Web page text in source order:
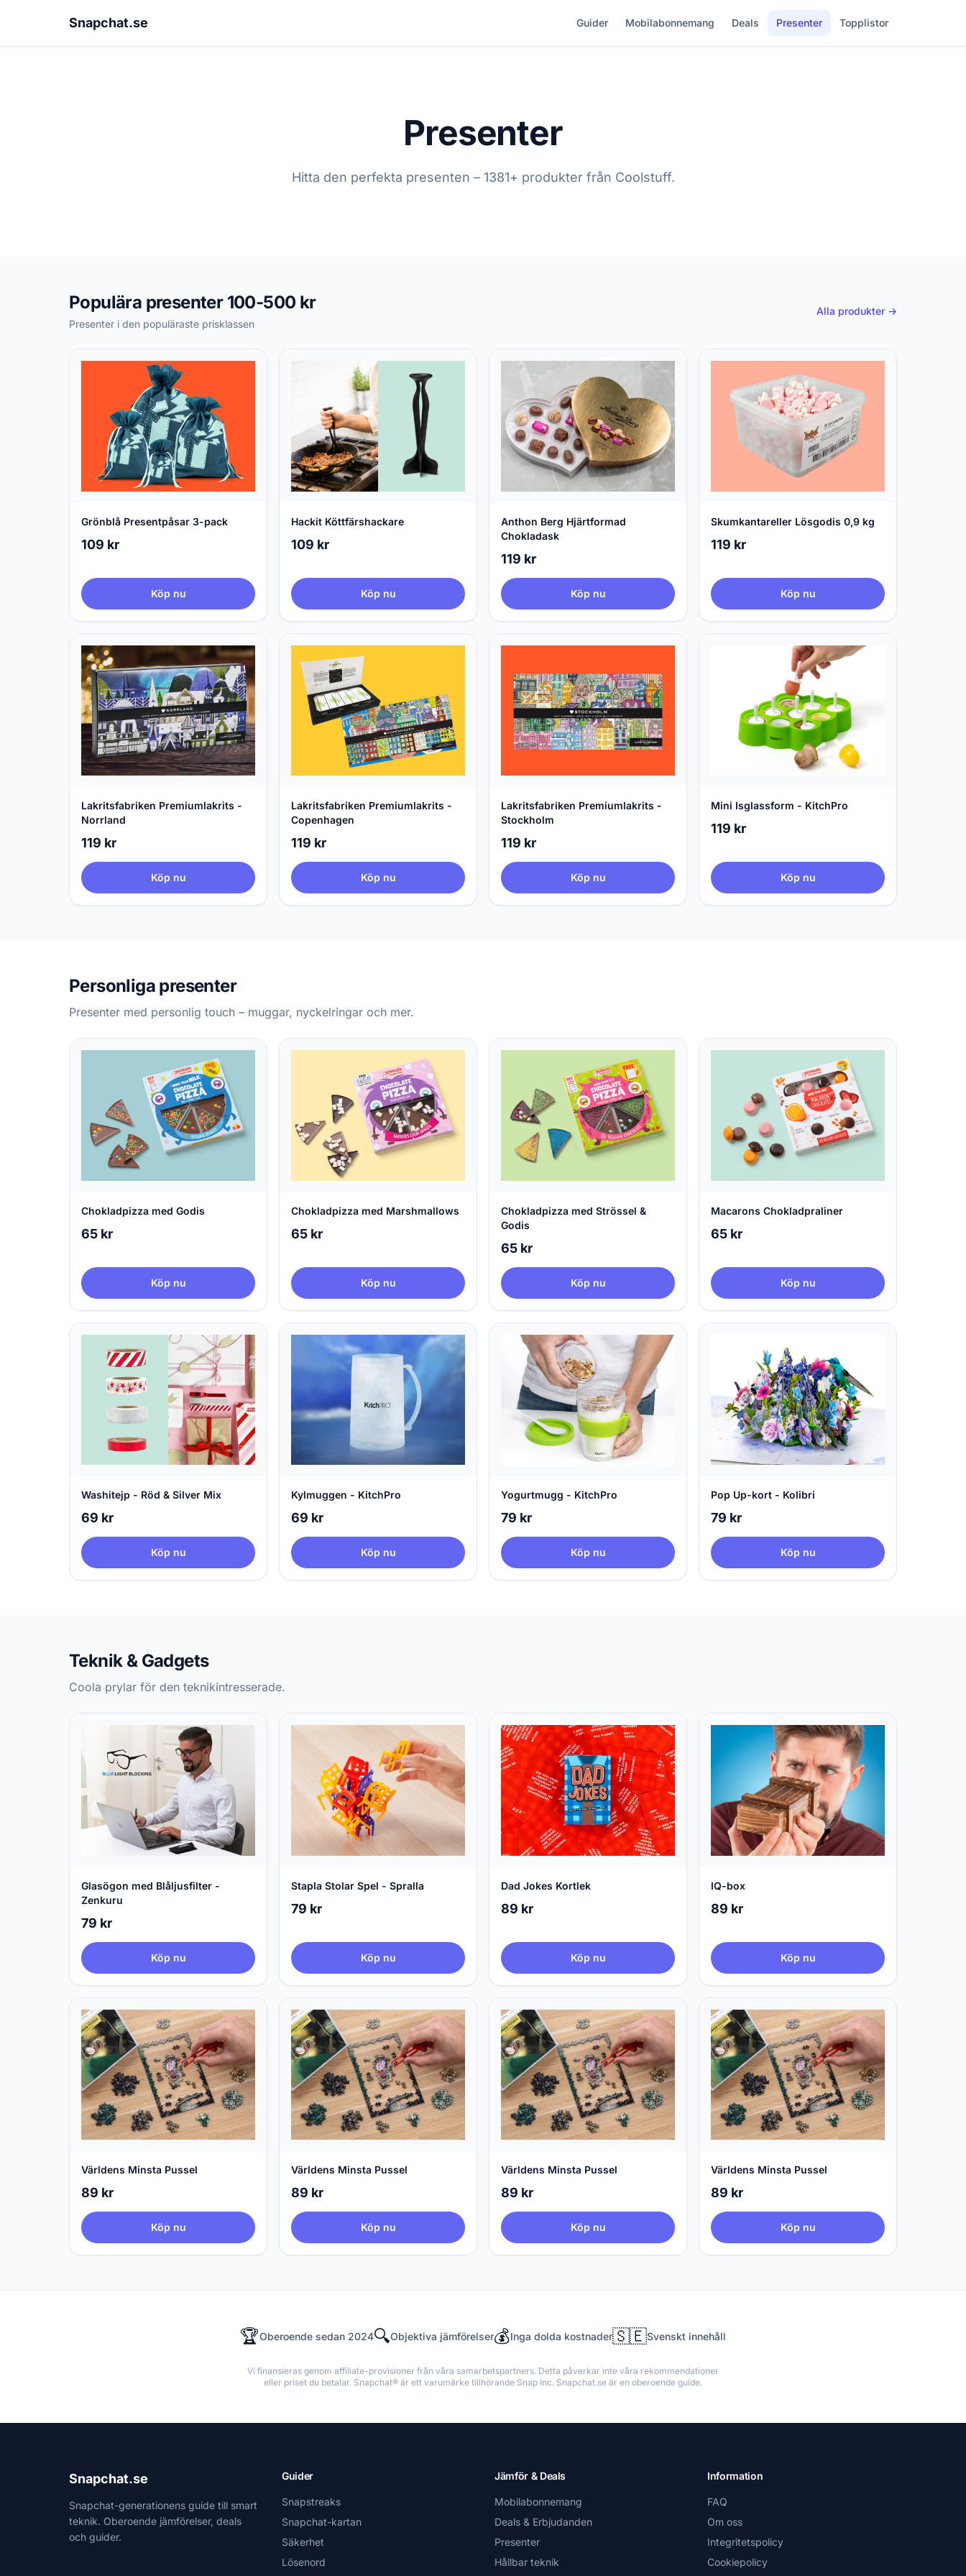
Snapchat.se Guider Mobilabonnemang Deals Presenter Topplistor
Presenter
Hitta den perfekta presenten – 1381+ produkter från Coolstuff.
Populära presenter 100-500 kr
Presenter i den populäraste prisklassen
Alla produkter →
Grönblå Presentpåsar 3-pack
109 kr
Köp nu
Hackit Köttfärshackare
109 kr
Köp nu
Anthon Berg Hjärtformad
Chokladask
119 kr
Köp nu
Skumkantareller Lösgodis 0,9 kg
119 kr
Köp nu
Lakritsfabriken Premiumlakrits -
Norrland
119 kr
Köp nu
Lakritsfabriken Premiumlakrits -
Copenhagen
119 kr
Köp nu
Lakritsfabriken Premiumlakrits -
Stockholm
119 kr
Köp nu
Mini Isglassform - KitchPro
119 kr
Köp nu
Personliga presenter
Presenter med personlig touch – muggar, nyckelringar och mer.
Chokladpizza med Godis
65 kr
Köp nu
Chokladpizza med Marshmallows
65 kr
Köp nu
Chokladpizza med Strössel &
Godis
65 kr
Köp nu
Macarons Chokladpraliner
65 kr
Köp nu
Washitejp - Röd & Silver Mix
69 kr
Köp nu
Kylmuggen - KitchPro
69 kr
Köp nu
Yogurtmugg - KitchPro
79 kr
Köp nu
Pop Up-kort - Kolibri
79 kr
Köp nu
Teknik & Gadgets
Coola prylar för den teknikintresserade.
Glasögon med Blåljusfilter -
Zenkuru
79 kr
Köp nu
Stapla Stolar Spel - Spralla
79 kr
Köp nu
Dad Jokes Kortlek
89 kr
Köp nu
IQ-box
89 kr
Köp nu
Världens Minsta Pussel
89 kr
Köp nu
Världens Minsta Pussel
89 kr
Köp nu
Världens Minsta Pussel
89 kr
Köp nu
Världens Minsta Pussel
89 kr
Köp nu
🏆Oberoende sedan 2024🔍Objektiva jämförelser💰Inga dolda kostnader🇸🇪Svenskt innehåll
Vi finansieras genom affiliate-provisioner från våra samarbetspartners. Detta påverkar inte våra rekommendationer
eller priset du betalar. Snapchat® är ett varumärke tillhörande Snap Inc. Snapchat.se är en oberoende guide.
Snapchat.se
Snapchat-generationens guide till smart
teknik. Oberoende jämförelser, deals
och guider.
Guider
Snapstreaks
Snapchat-kartan
Säkerhet
Lösenord
Jämför & Deals
Mobilabonnemang
Deals & Erbjudanden
Presenter
Hållbar teknik
Information
FAQ
Om oss
Integritetspolicy
Cookiepolicy